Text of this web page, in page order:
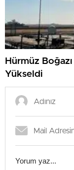
Hürmüz Boğazı
Yükseldi